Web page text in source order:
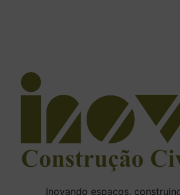
Inovando espaços,